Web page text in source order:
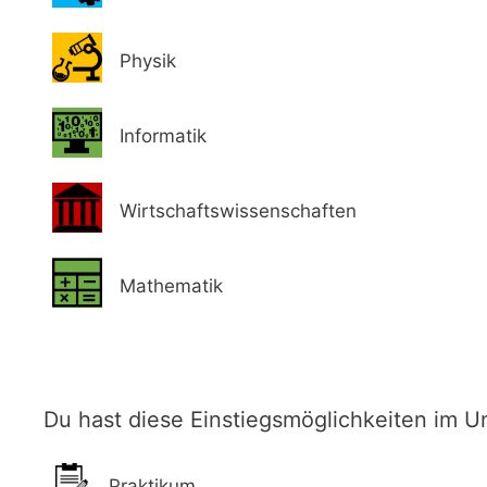
Physik
Informatik
Wirtschaftswissenschaften
Mathematik
Du hast diese Einstiegsmöglichkeiten im